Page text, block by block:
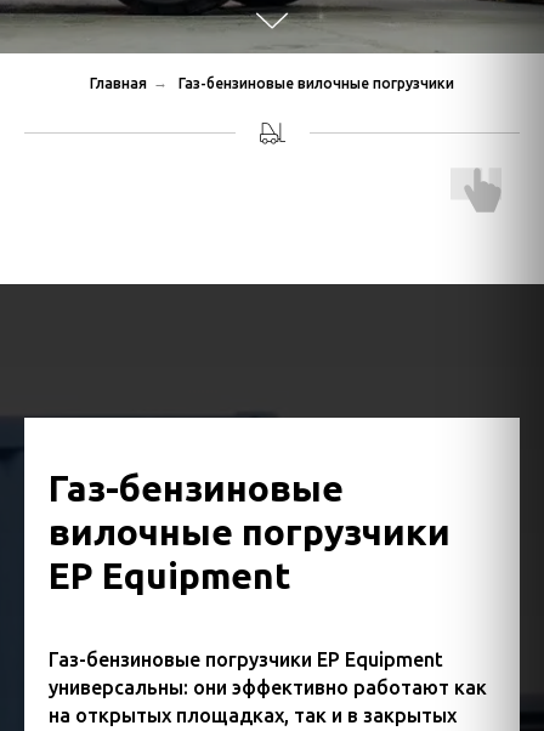
Главная → Газ-бензиновые вилочные погрузчики
Газ-бензиновые
вилочные погрузчики
EP Equipment
Газ-бензиновые погрузчики EP Equipment
универсальны: они эффективно работают как
на открытых площадках, так и в закрытых